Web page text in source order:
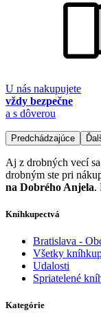
U nás nakupujete
vždy bezpečne
a s dôverou
Predchádzajúce
Aj z drobných vecí
drobným ste pri
na Dobrého Anjela.
Kníhkupectvá
Bratislava -
Všetky
Udalosti
Spriatelené
Kategórie